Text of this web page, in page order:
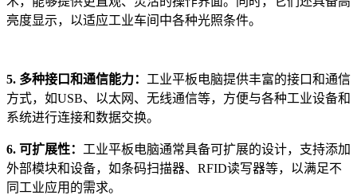
亮度显示，以适应工业车间中各种光照条件。
5. 多种接口和通信能力： 工业平板电脑提供丰富的接口和通信
方式，如USB、以太网、无线通信等，方便与各种工业设备和
系统进行连接和数据交换。
6. 可扩展性： 工业平板电脑通常具备可扩展的设计，支持添加
外部模块和设备，如条码扫描器、RFID读写器等，以满足不
同工业应用的需求。